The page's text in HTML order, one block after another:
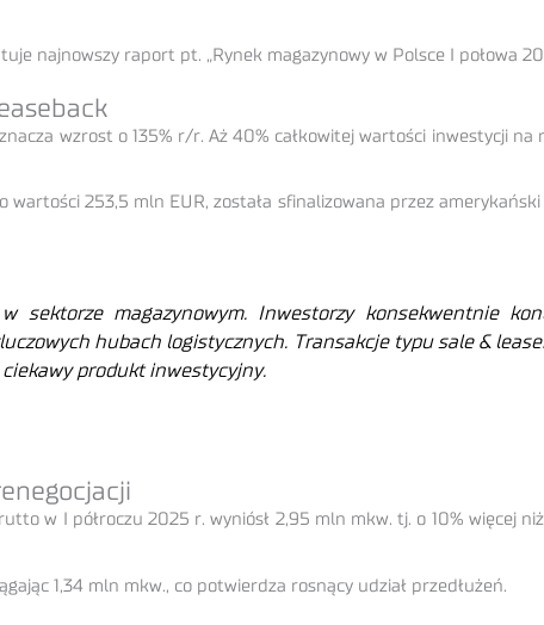
najnowszy raport pt. „Rynek magazynowy w Polsce I połowa
wzrost o 135% r/r. Aż 40% całkowitej wartości inwestycji na
253,5 mln EUR, została sfinalizowana przez amerykański
sektorze magazynowym. Inwestorzy konsekwentnie
hubach logistycznych. Transakcje typu sale &
produkt inwestycyjny.
w I półroczu 2025 r. wyniósł 2,95 mln mkw. tj. o 10% więcej
1,34 mln mkw., co potwierdza rosnący udział przedłużeń.